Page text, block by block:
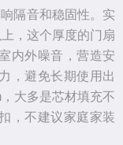
隔音和稳固性。实
，这个厚度的门扇
内外噪音，营造安
，避免长期使用出
大多是芯材填充不
，不建议家庭家装